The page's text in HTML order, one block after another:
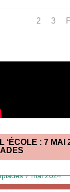
2 3
‘ÉCOLE : 7 MAI